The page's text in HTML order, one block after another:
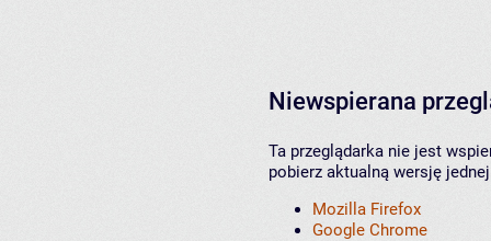
Niewspierana
Ta przeglądarka nie jest
pobierz aktualną wersję
Mozilla Firefox
Google Chrome